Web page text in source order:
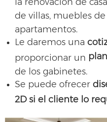
de villas, muebles
apartamentos.
Le daremos una
proporcionar un
de los gabinetes.
Se puede ofrecer
2D si el cliente lo